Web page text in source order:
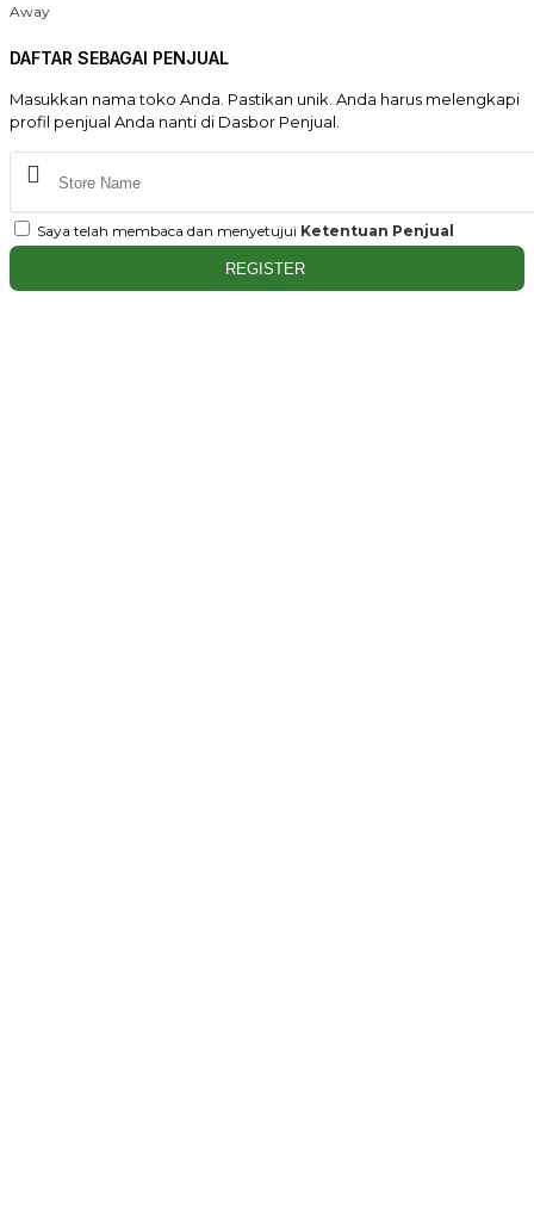
Away
DAFTAR SEBAGAI PENJUAL
Masukkan nama toko Anda. Pastikan unik. Anda harus melengkapi
profil penjual Anda nanti di Dasbor Penjual.
Saya telah membaca dan menyetujui Ketentuan Penjual
REGISTER